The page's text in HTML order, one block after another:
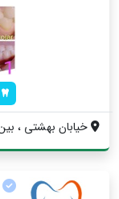
خیابان بهشتی ، بین